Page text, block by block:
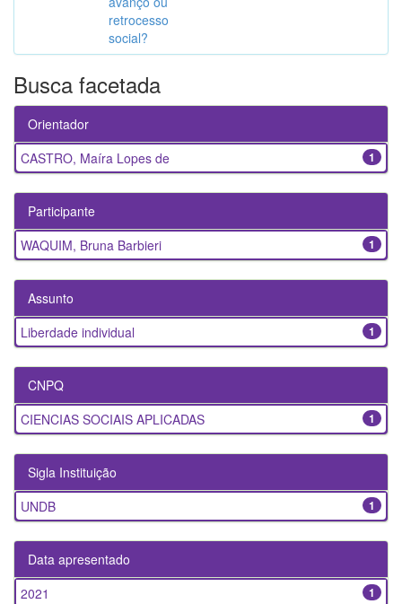
retrocesso
social?
Busca facetada
Orientador
1
CASTRO, Maíra Lopes de
Participante
1
WAQUIM, Bruna Barbieri
Assunto
1
Liberdade individual
CNPQ
1
CIENCIAS SOCIAIS APLICADAS
Sigla Instituição
1
UNDB
Data apresentado
1
2021